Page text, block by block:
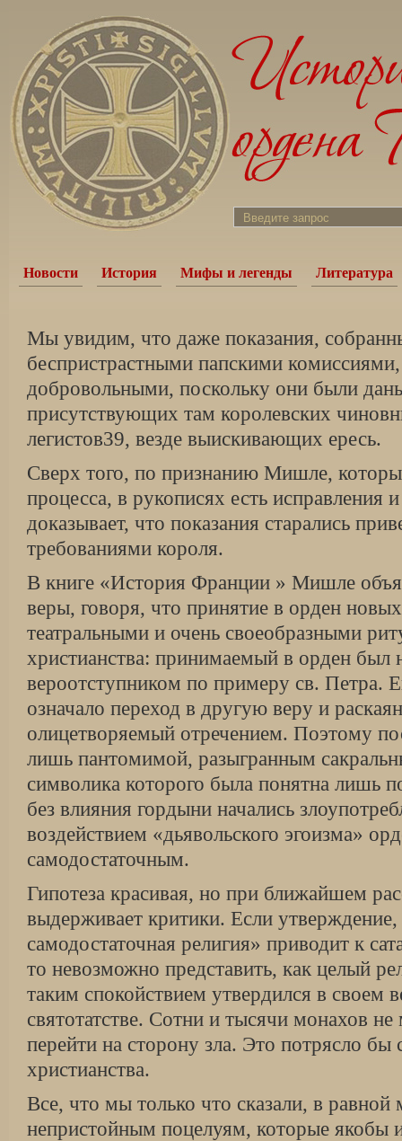
Новости История Мифы и легенды Литература
Мы увидим, что даже показания,
беспристрастными папскими
добровольными, поскольку они были
присутствующих там королевских
легистов39, везде выискивающих ересь.
Сверх того, по признанию Мишле,
процесса, в рукописях есть исправления
доказывает, что показания старались
требованиями короля.
В книге «История Франции » Мишле
веры, говоря, что принятие в орден
театральными и очень своеобразными
христианства: принимаемый в орден был
вероотступником по примеру св. Петра.
означало переход в другую веру и
олицетворяемый отречением. Поэтому
лишь пантомимой, разыгранным
символика которого была понятна лишь
без влияния гордыни начались
воздействием «дьявольского эгоизма»
самодостаточным.
Гипотеза красивая, но при ближайшем
выдерживает критики. Если утверждение,
самодостаточная религия» приводит к
то невозможно представить, как целый
таким спокойствием утвердился в своем
святотатстве. Сотни и тысячи монахов
перейти на сторону зла. Это потрясло бы
христианства.
Все, что мы только что сказали, в равной
непристойным поцелуям, которые якобы